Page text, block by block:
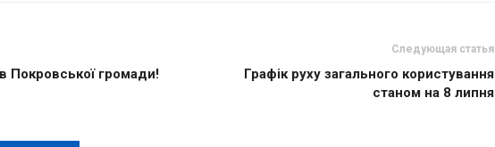
Покровської громади!
Следующая статья
Графік руху загального користування
станом на 8 липня